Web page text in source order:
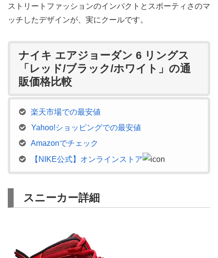
ストリートファッションのインパクトとスポーティさのマ
ッチしたデザインが、実にクールです。
ナイキ エアジョーダン 6 リングス
「レッド/ブラック/ホワイト」の通
販価格比較
楽天市場での最安値
Yahoo!ショッピングでの最安値
Amazonでチェック
【NIKE公式】オンラインストア
スニーカー詳細